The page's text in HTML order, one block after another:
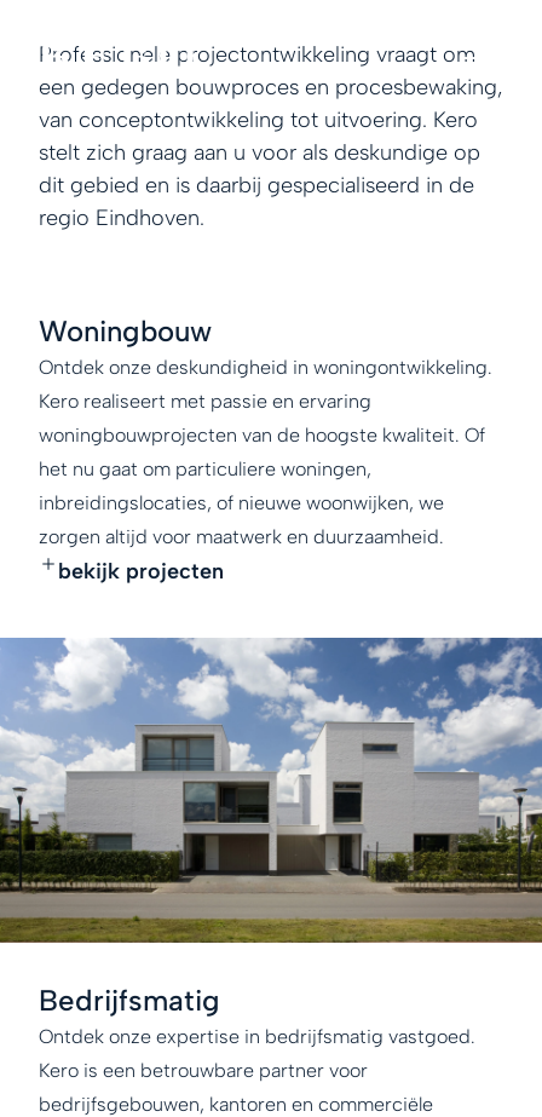
Professionele projectontwikkeling vraagt om
een gedegen bouwproces en procesbewaking,
van conceptontwikkeling tot uitvoering. Kero
stelt zich graag aan u voor als deskundige op
dit gebied en is daarbij gespecialiseerd in de
regio Eindhoven.
Woningbouw
Ontdek onze deskundigheid in woningontwikkeling.
Kero realiseert met passie en ervaring
woningbouwprojecten van de hoogste kwaliteit. Of
het nu gaat om particuliere woningen,
inbreidingslocaties, of nieuwe woonwijken, we
zorgen altijd voor maatwerk en duurzaamheid.
bekijk projecten
Bedrijfsmatig
Ontdek onze expertise in bedrijfsmatig vastgoed.
Kero is een betrouwbare partner voor
bedrijfsgebouwen, kantoren en commerciële